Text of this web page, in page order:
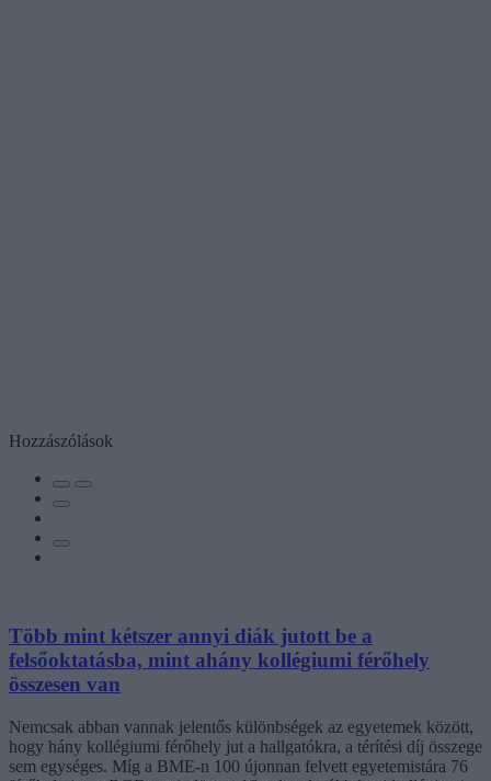
Hozzászólások
Több mint kétszer annyi diák jutott be a
felsőoktatásba, mint ahány kollégiumi férőhely
összesen van
Nemcsak abban vannak jelentős különbségek az egyetemek között,
hogy hány kollégiumi férőhely jut a hallgatókra, a térítési díj összege
sem egységes. Míg a BME-n 100 újonnan felvett egyetemistára 76